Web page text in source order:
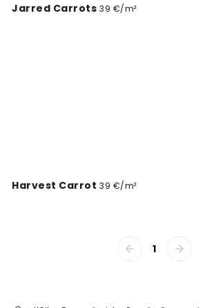
Jarred Carrots 39 €/m²
Harvest Carrot 39 €/m²
1